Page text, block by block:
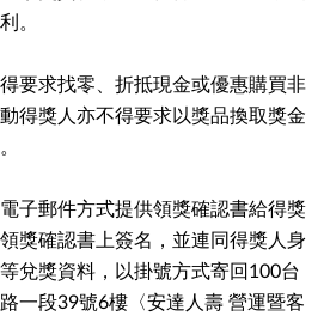
。
要求找零、折抵現金或優惠購買非
得獎人亦不得要求以獎品換取獎金
子郵件方式提供領獎確認書給得獎
獎確認書上簽名，並連同得獎人身
兌獎資料，以掛號方式寄回100台
一段39號6樓〈安達人壽 營運暨客